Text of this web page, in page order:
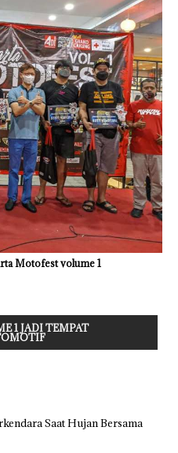
Motofest volume 1
1 JADI TEMPAT
Saat Hujan Bersama